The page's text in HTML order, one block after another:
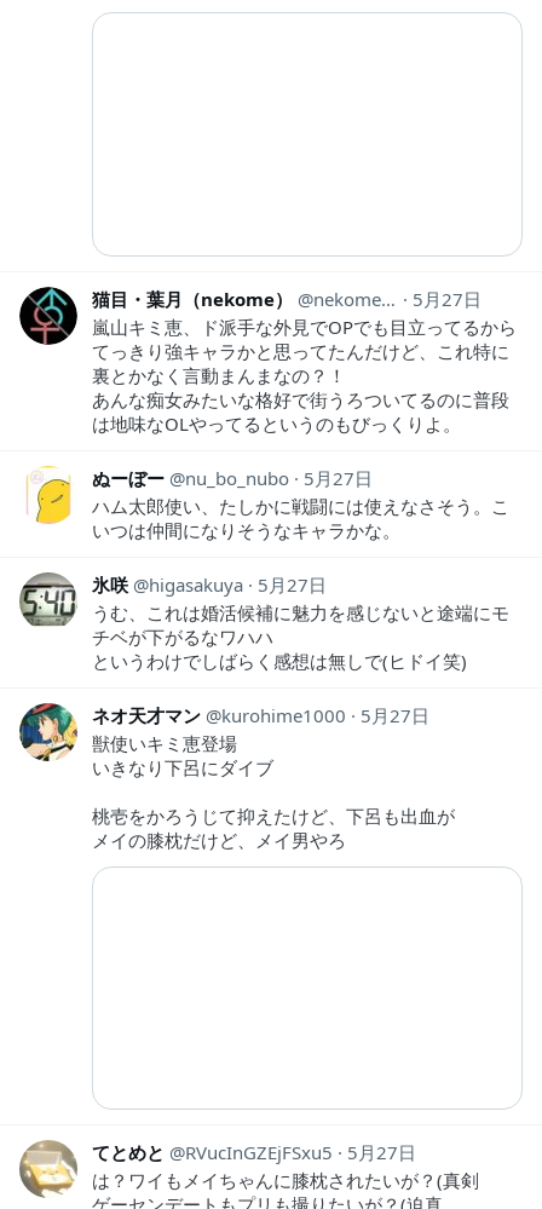
猫目・葉月（nekome） nekome_haduki
5月27日
嵐山キミ恵、ド派手な外見でOPでも目立ってるから
てっきり強キャラかと思ってたんだけど、これ特に
裏とかなく言動まんまなの？！
あんな痴女みたいな格好で街うろついてるのに普段
は地味なOLやってるというのもびっくりよ。
ぬーぼー nu_bo_nubo
5月27日
ハム太郎使い、たしかに戦闘には使えなさそう。こ
いつは仲間になりそうなキャラかな。
氷咲 higasakuya
5月27日
うむ、これは婚活候補に魅力を感じないと途端にモ
チベが下がるなワハハ
というわけでしばらく感想は無しで(ヒドイ笑)
ネオ天才マン kurohime1000
5月27日
獣使いキミ恵登場
いきなり下呂にダイブ
桃壱をかろうじて抑えたけど、下呂も出血が
メイの膝枕だけど、メイ男やろ
てとめと RVucInGZEjFSxu5
5月27日
は？ワイもメイちゃんに膝枕されたいが？(真剣
ゲーセンデートもプリも撮りたいが？(迫真